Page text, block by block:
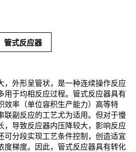
管式反应器
，外形呈管状，是一种连续操作反应
用于均相反应过程。管式反应器具有
效率（单位容积生产能力）高等特
联副反应的工艺尤为适用。但对于慢
，导致反应器内压降较大，影响反应
可分段实现工艺条件控制，创造适宜
度梯度。因此，管式反应器具有转化